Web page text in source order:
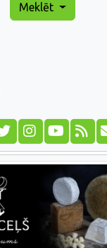
Meklēt